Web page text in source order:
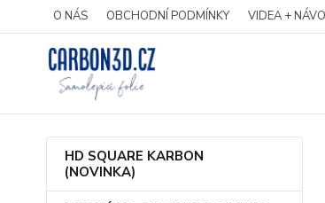
O NÁS OBCHODNÍ PODMÍNKY VIDEA +
HD SQUARE KARBON
(NOVINKA)